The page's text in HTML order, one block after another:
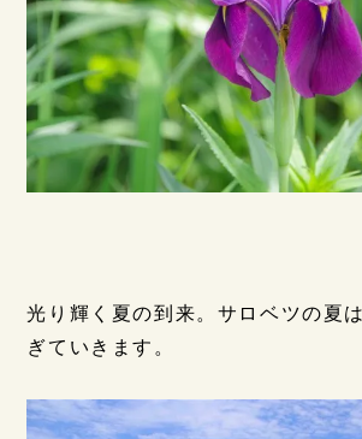
光り輝く夏の到来。サロベツの夏
ぎていきます。